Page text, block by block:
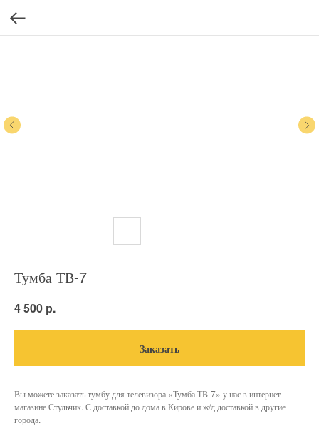
Тумба ТВ-7
4 500 р.
Заказать
Вы можете заказать тумбу для телевизора «Тумба ТВ-7» у нас в интернет-
магазине Стульчик. С доставкой до дома в Кирове и ж/д доставкой в другие
города.